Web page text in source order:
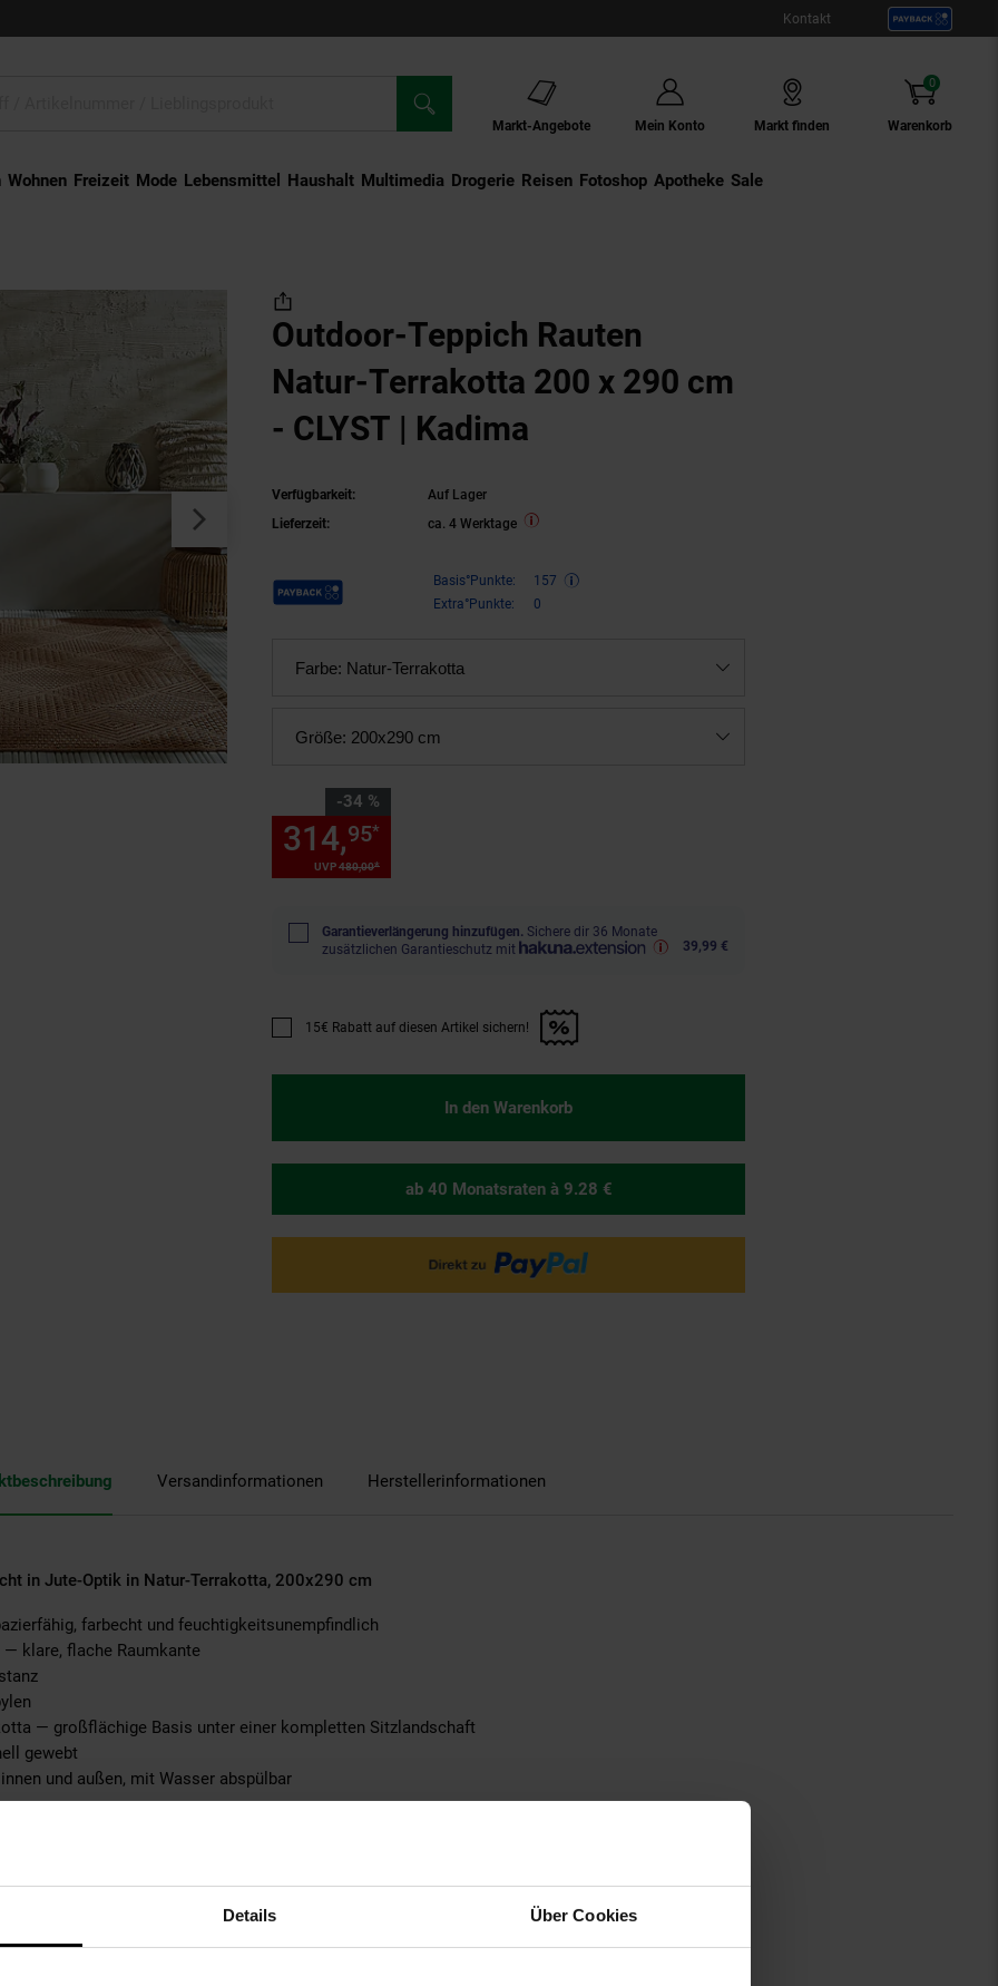
Details Über Cookies
Kontakt
Markt-Angebote Mein Konto Markt finden Warenkorb
0
Artikel
Wohnen Freizeit Mode Lebensmittel Haushalt Multimedia Drogerie Externer Link:
Reisen Externer Link:
Fotoshop Externer Link:
Apotheke Sale
Outdoor-Teppich Rauten
Natur-Terrakotta 200 x 290 cm
- CLYST | Kadima
Verfügbarkeit:
Auf Lager
Lieferzeit:
ca. 4 Werktage
Payback Punkte Basis°Punkte:
157
Extra°Punkte:
0
Farbe: Natur-Terrakotta
Größe: 200x290 cm
-34 %
Sie Sparen 34 Prozent,
UVP480,00*
314,95*
Garantieverlängerung hinzufügen. Sichere dir 36 Monate
zusätzlichen Garantieschutz mit
39,99 €
Promotion "15€ Rabatt auf diesen Artikel sichern!" anwenden
15€ Rabatt auf diesen Artikel sichern!
In den Warenkorb
ab 40 Monatsraten à 9.28 €
Versandinformationen Herstellerinformationen
in Jute-Optik in Natur-Terrakotta, 200x290 cm
farbecht und feuchtigkeitsunempfindlich
klare, flache Raumkante
— großflächige Basis unter einer kompletten Sitzlandschaft
gewebt
und außen, mit Wasser abspülbar
Teppich mit Fransenabschluss: Die Rauten liegen als fühlbare Webstruktur in der Fläche — robust
entstehen direkt aus der Webbindung: Punktraster und Linienstege zeichnen das Muster Ton in